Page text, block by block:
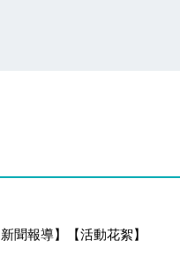
聞報導】【活動花絮】